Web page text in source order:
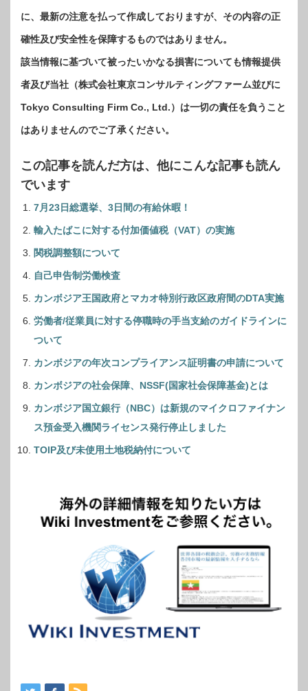
に、最新の注意を払って作成しておりますが、その内容の正
確性及び安全性を保障するものではありません。
該当情報に基づいて被ったいかなる損害についても情報提供
者及び当社（株式会社東京コンサルティングファーム並びに
Tokyo Consulting Firm Co., Ltd.）は一切の責任を負うこと
はありませんのでご了承ください。
この記事を読んだ方は、他にこんな記事も読ん
でいます
7月23日総選挙、3日間の有給休暇！
輸入たばこに対する付加価値税（VAT）の実施
関税調整額について
自己申告制労働検査
カンボジア王国政府とマカオ特別行政区政府間のDTA実施
労働者/従業員に対する停職時の手当支給のガイドラインに
ついて
カンボジアの年次コンプライアンス証明書の申請について
カンボジアの社会保障、NSSF(国家社会保障基金)とは
カンボジア国立銀行（NBC）は新規のマイクロファイナン
ス預金受入機関ライセンス発行停止しました
TOIP及び未使用土地税納付について